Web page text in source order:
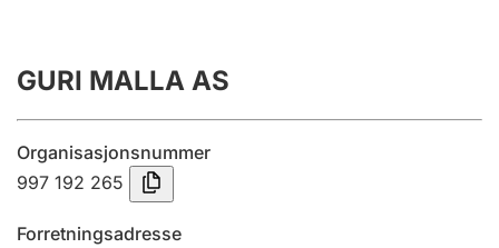
Årsregnskap
Innsending og forsinkelsesgebyr
Tinglysing
GURI MALLA AS
Organisasjonsnummer
997 192 265
Forretningsadresse